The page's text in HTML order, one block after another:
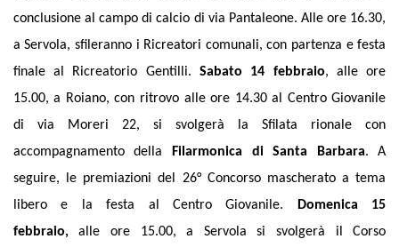
conclusione al campo di calcio di via Pantaleone. Alle ore 16.30,
a Servola, sfileranno i Ricreatori comunali, con partenza e festa
finale al Ricreatorio Gentilli. Sabato 14 febbraio, alle ore
15.00, a Roiano, con ritrovo alle ore 14.30 al Centro Giovanile
di via Moreri 22, si svolgerà la Sfilata rionale con
accompagnamento della
Filarmonica di Santa Barbara. A
seguire, le premiazioni del 26° Concorso mascherato a tema
libero e la festa al Centro Giovanile.
Domenica 15
febbraio,alle ore 15.00, a Servola si svolgerà il Corso